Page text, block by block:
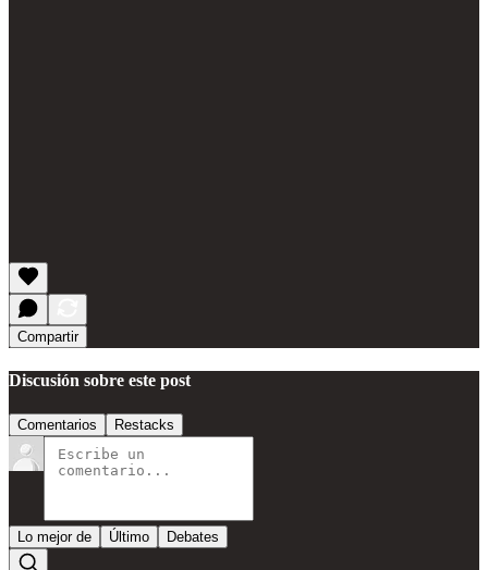
Compartir
Discusión sobre este post
Comentarios Restacks
Lo mejor de Último Debates